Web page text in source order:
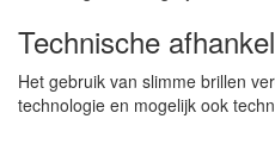
Technische
Het gebruik van slimme brillen
technologie en mogelijk ook